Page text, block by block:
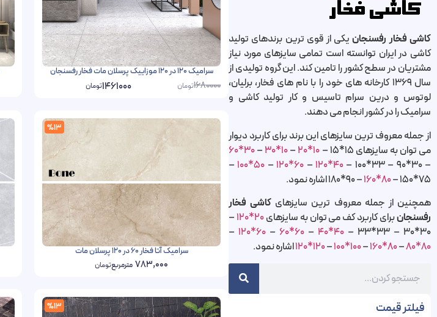
کاشی فخار رفسنجانیکی از قوی ترین برندهای تولید
کاشی در ایران توانسته است تمامی سایزهای مورد نیاز
مشتریان در سطح کشور را تامین کند. این گروه تولیدی از
سال 1369 کارخانه های خود را با نام های فخار، برلیان،
لوتوس و درین سرام تاسیس و کار تولید کاشی و
سرامیک را در کشور انجام می دهند.
از جمله معروف ترین سایزهای این برند برای کاربرد دیوار
می توان به سایزهای 15*15 –
10*20
–
10*30
–
30*60
– 30*90 – 33*100 –
40*120
–
60*120
–
50*100
–
75*150 –
80*160
– 90*180 اشاره نمود.
همچنین از جمله معروف ترین سایزهای کاشی فخار
رفسنجانبرای کاربرد کف می توان به سایزهای20*120
–
30*30 – 33*33 –
40*40
–
60*60
–
60*120
–
80*80
–
80*160
–
100*100
–
120*120 اشاره نمود.
فیلتر قیمت
سرامیک 120 در 120 موزاییک پرسلان مات فخار رفسنجان
1680000تومان 1461000تومان
%13
سرامیک آتا فخار 60 در 120 پرسلان مات
783,000 مترمربعتومان
%13